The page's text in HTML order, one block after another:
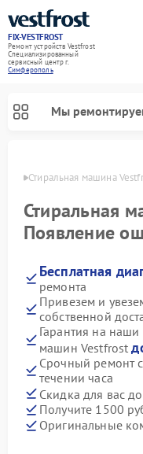
FIX-VESTFROST
Ремонт устройств Vestfrost
Специализированный
cервисный центр г.
Симферополь
Мы
Стиральная машина
Стиральная
Появление
Бесплатная
ремонта
Привезем и
собственной
Гарантия на
машин Vestfrost
Срочный ремонт
течении часа
Скидка для вас до
Получите 1500
Оригинальные